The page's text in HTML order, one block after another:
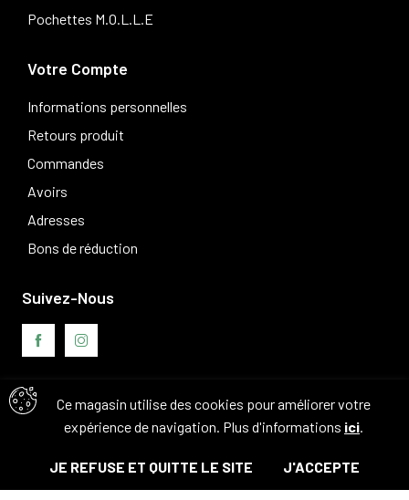
Pochettes M.O.L.L.E
Votre Compte
Informations personnelles
Retours produit
Commandes
Avoirs
Adresses
Bons de réduction
Ce magasin utilise des cookies pour améliorer votre
expérience de navigation. Plus d'informations ici.
JE REFUSE ET QUITTE LE SITE J'ACCEPTE
Suivez-Nous
Avis clients
© Tous droits réservés. 2026 - Camouflage 83